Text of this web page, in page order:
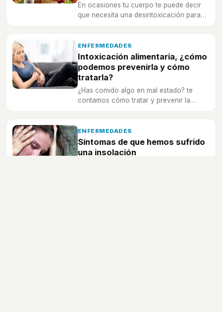
En ocasiones tu cuerpo te puede decir
que necesita una desintoxicación para
ENFERMEDADES
Intoxicación alimentaria, ¿cómo
podemos prevenirla y cómo
tratarla?
¿Has comido algo en mal estado? te
contamos cómo tratar y prevenir la
ENFERMEDADES
Síntomas de que hemos sufrido
una insolación